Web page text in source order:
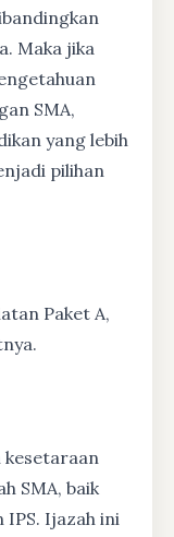
Maka jika
SMA,
yang lebih
pilihan
Paket A,
SMA, baik
Ijazah ini